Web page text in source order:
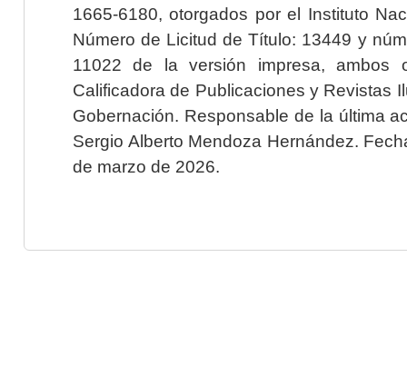
1665-6180, otorgados por el Instituto
Número de Licitud de Título: 13449 y
11022 de la versión impresa, ambos
Calificadora de Publicaciones y Revistas
Gobernación. Responsable de la última
Sergio Alberto Mendoza Hernández.
de marzo de 2026.